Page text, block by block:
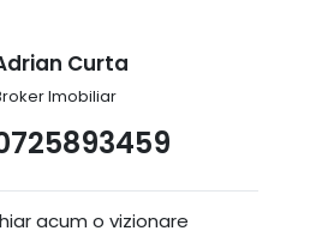
Curta
Imobiliar
acum o vizionare